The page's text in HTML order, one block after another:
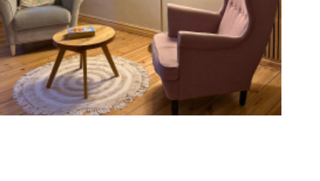
210 PLN– dla klubowiczek
300 PLN– dla gości spoza klubu